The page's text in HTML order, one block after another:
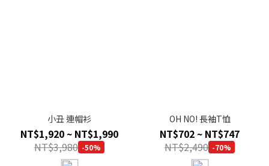
小丑 連帽衫
NT$1,920 ~ NT$1,990
NT$3,980 -50%
OH NO! 長袖T恤
NT$702 ~ NT$747
NT$2,490 -70%